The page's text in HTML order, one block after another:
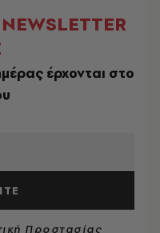
έρχονται στο
Προστασίας